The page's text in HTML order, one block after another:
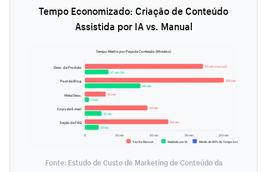
Tempo Economizado: Criação de Conteúdo
Assistida por IA vs. Manual
Tempo Médio por Peça de Conteúdo (Minutos)
0 30 min 60 min 90 min 120 min
Desc. de Produto 85 min (manual)
17 min (IA)
Post de Blog
100 min
40 min
Meta Desc. 15 min
3 min
Copy de E-mail 45 min
12 min
Seção de FAQ
60 min
10 min
Escrita Manual Assistida por IA Média de 80% de Tempo Economizado
Fonte: Estudo de Custo de Marketing de Conteúdo da